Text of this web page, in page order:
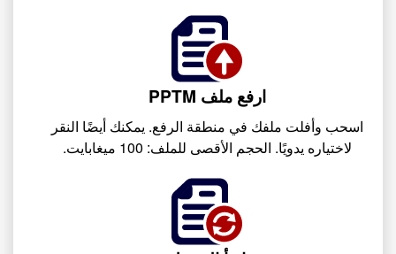
ارفع ملف PPTM
اسحب وأفلت ملفك في منطقة الرفع. يمكنك أيضًا النقر
لاختياره يدويًا. الحجم الأقصى للملف: 100 ميغابايت.